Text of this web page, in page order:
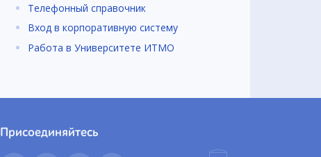
Телефонный справочник
Вход в корпоративную систему
Работа в Университете ИТМО
Присоединяйтесь